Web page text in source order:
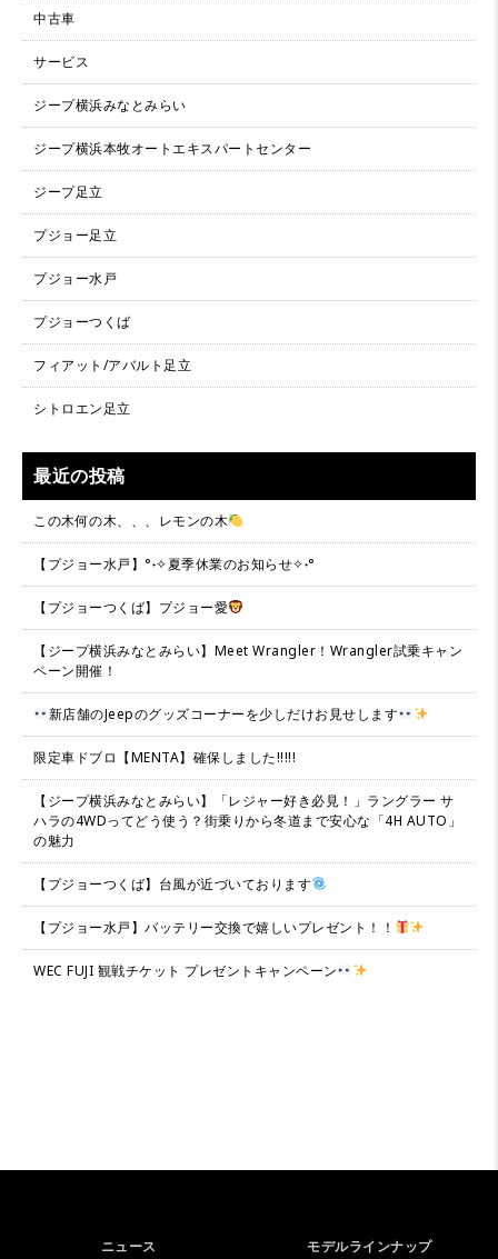
中古車
サービス
ジープ横浜みなとみらい
ジープ横浜本牧オートエキスパートセンター
ジープ足立
プジョー足立
プジョー水戸
プジョーつくば
フィアット/アバルト足立
シトロエン足立
最近の投稿
この木何の木、、、レモンの木
【プジョー水戸】°˖✧夏季休業のお知らせ✧˖°
【プジョーつくば】プジョー愛
【ジープ横浜みなとみらい】Meet Wrangler！Wrangler試乗キャン
ペーン開催！
新店舗のJeepのグッズコーナーを少しだけお見せします
限定車ドブロ【MENTA】確保しました!!!!!
【ジープ横浜みなとみらい】「レジャー好き必見！」ラングラー サ
ハラの4WDってどう使う？街乗りから冬道まで安心な「4H AUTO」
の魅力
【プジョーつくば】台風が近づいております
【プジョー水戸】バッテリー交換で嬉しいプレゼント！！
WEC FUJI 観戦チケット プレゼントキャンペーン
ニュース モデルラインナップ